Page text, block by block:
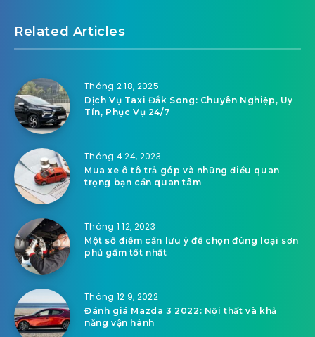
Related Articles
Tháng 2 18, 2025
Dịch Vụ Taxi Đắk Song: Chuyên Nghiệp, Uy
Tín, Phục Vụ 24/7
Tháng 4 24, 2023
Mua xe ô tô trả góp và những điều quan
trọng bạn cần quan tâm
Tháng 1 12, 2023
Một số điểm cần lưu ý để chọn đúng loại sơn
phủ gầm tốt nhất
Tháng 12 9, 2022
Đánh giá Mazda 3 2022: Nội thất và khả
năng vận hành